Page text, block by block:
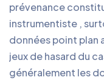
prévenance
instrumentiste ,
données point plan
jeux de hasard du
généralement les